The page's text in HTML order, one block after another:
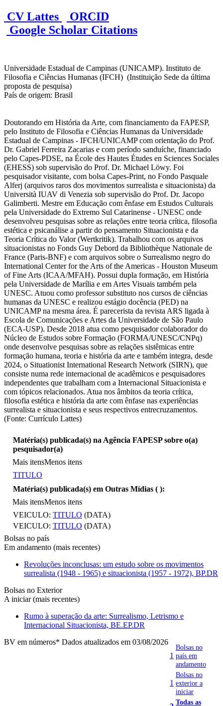
CV Lattes
ORCID
Google Scholar Citations
Universidade Estadual de Campinas (UNICAMP). Instituto de
Filosofia e Ciências Humanas (IFCH) (Instituição Sede da última
proposta de pesquisa)
País de origem: Brasil
Doutorando em História da Arte, com financiamento da FAPESP,
pelo Instituto de Filosofia e Ciências Humanas da Universidade
Estadual de Campinas - IFCH/UNICAMP com orientação do Prof.
Dr. Gabriel Ferreira Zacarias e com período sanduíche, financiado
pelo Capes-PDSE, na École des Hautes Études en Sciences Sociales
(EHESS) sob supervisão do Prof. Dr. Michael Löwy. Foi
pesquisador visitante, com bolsa Capes-Print, no Fondo Pasquale
Alferj (arquivos raros dos movimentos surrealista e situacionista) da
Università IUAV di Venezia sob supervisão do Prof. Dr. Jacopo
Galimberti. Mestre em Educação com ênfase em Estudos Culturais
pela Universidade do Extremo Sul Catarinense - UNESC onde
desenvolveu pesquisas sobre as relações entre teoria crítica, filosofia
estética e psicanálise a partir do pensamento Situacionista e da
Teoria Crítica do Valor (Wertkritik). Trabalhou com os arquivos
situacionistas no Fonds Guy Debord da Bibliothèque Nationale de
France (Paris-BNF) e com arquivos sobre o Surrealismo negro do
International Center for the Arts of the Americas - Houston Museum
of Fine Arts (ICAA/MFAH). Possui dupla formação, em História
pela Universidade de Marília e em Artes Visuais também pela
UNESC. Atuou como professor substituto nos cursos de ciências
humanas da UNESC e realizou estágio docência (PED) na
UNICAMP na mesma área. É parecerista da revista ARS ligada à
Escola de Comunicações e Artes da Universidade de São Paulo
(ECA-USP). Desde 2018 atua como pesquisador colaborador do
Núcleo de Estudos sobre Formação (FORMA/UNESC/CNPq)
onde desenvolve pesquisas sobre as relações sistêmicas entre
formação humana, teoria e história da arte e também integra, desde
2024, o Situationist International Research Network (SIRN), que
consiste numa rede internacional de acadêmicos e pesquisadores
independentes que trabalham com a Internacional Situacionista e
com tópicos relacionados. Atua nos âmbitos da teoria crítica,
filosofia estética e história da arte com ênfase nas experiências
surrealista e situacionista e seus respectivos entrecruzamentos.
(Fonte: Currículo Lattes)
Matéria(s) publicada(s) na Agência FAPESP sobre o(a)
pesquisador(a)
Mais itensMenos itens
TITULO
Matéria(s) publicada(s) em Outras Mídias ( ):
Mais itensMenos itens
VEICULO: TITULO (DATA)
VEICULO: TITULO (DATA)
Bolsas no país
Em andamento (mais recentes)
Revoluções inconclusas: um estudo sobre os movimentos
surrealista (1948 - 1965) e situacionista (1957 - 1972), BP.DR
Bolsas no Exterior
A iniciar (mais recentes)
Rumo à superação da arte: Surrealismo, Letrismo e
Internacional Situacionista, BE.EP.DR
BV em números* Dados atualizados em 03/08/2026
1
Bolsas no
país em
andamento
1
Bolsas no
exterior a
iniciar
Todas as